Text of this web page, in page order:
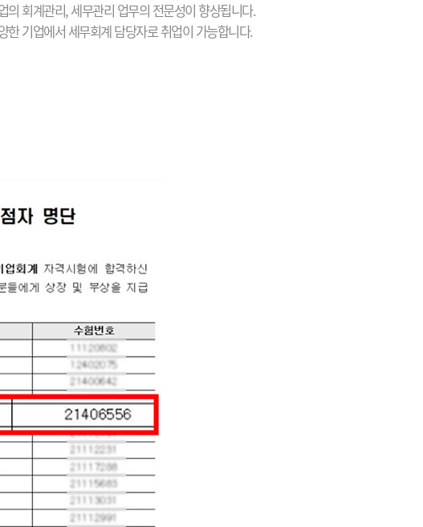
의 회계관리, 세무관리 업무의 전문성이 향상됩니다.
한 기업에서 세무회계 담당자로 취업이 가능합니다.